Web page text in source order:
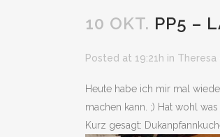
10 OKT. PP5 –
Posted at 19:21h in Theresa
Heute habe ich mir mal
machen kann. ;) Hat wohl
Kurz gesagt: